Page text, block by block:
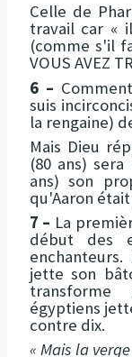
Celle de
travail car «
(comme s'il
VOUS AVEZ
6 –
suis
la rengaine)
Mais Dieu
(80 ans)
ans) son
qu'Aaron
7 – La
début des
jette son
égyptiens
contre dix.
« Mais la